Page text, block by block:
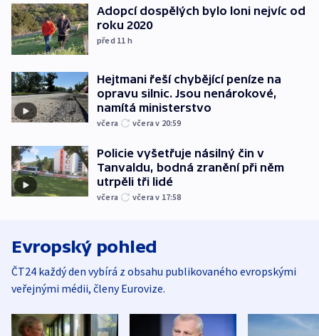
Adopcí dospělých bylo loni nejvíc od
roku 2020
před 11 h
Hejtmani řeší chybějící peníze na
opravu silnic. Jsou nenárokové,
namítá ministerstvo
včera včera v 20:59
Policie vyšetřuje násilný čin v
Tanvaldu, bodná zranění při něm
utrpěli tři lidé
včera včera v 17:58
Evropský pohled
ČT24 každý den vybírá z obsahu publikovaného evropskými
veřejnými médii, členy Eurovize.